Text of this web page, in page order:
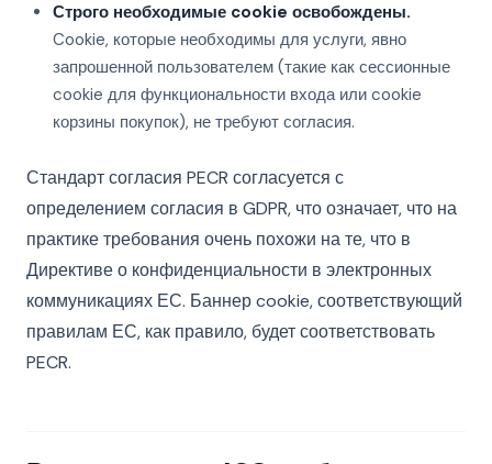
Строго необходимые cookie освобождены.
Cookie, которые необходимы для услуги, явно
запрошенной пользователем (такие как сессионные
cookie для функциональности входа или cookie
корзины покупок), не требуют согласия.
Стандарт согласия PECR согласуется с
определением согласия в GDPR, что означает, что на
практике требования очень похожи на те, что в
Директиве о конфиденциальности в электронных
коммуникациях ЕС. Баннер cookie, соответствующий
правилам ЕС, как правило, будет соответствовать
PECR.